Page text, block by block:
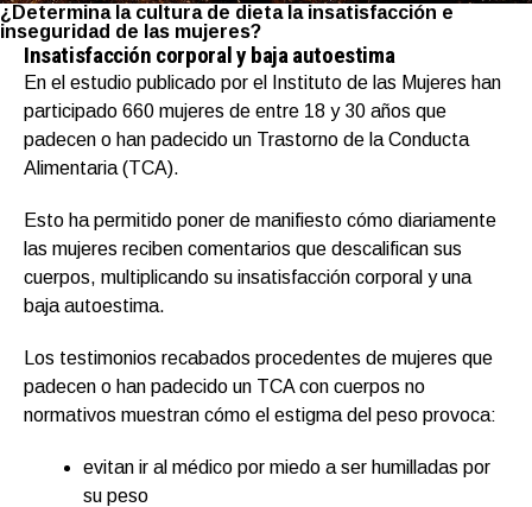
¿Determina la cultura de dieta la insatisfacción e
inseguridad de las mujeres?
Insatisfacción corporal y baja autoestima
En el estudio publicado por el Instituto de las Mujeres han
participado 660 mujeres de entre 18 y 30 años que
padecen o han padecido un Trastorno de la Conducta
Alimentaria (TCA).
Esto ha permitido poner de manifiesto cómo diariamente
las mujeres reciben comentarios que descalifican sus
cuerpos, multiplicando su insatisfacción corporal y una
baja autoestima.
Los testimonios recabados procedentes de mujeres que
padecen o han padecido un TCA con cuerpos no
normativos muestran cómo el estigma del peso provoca:
evitan ir al médico por miedo a ser humilladas por
su peso